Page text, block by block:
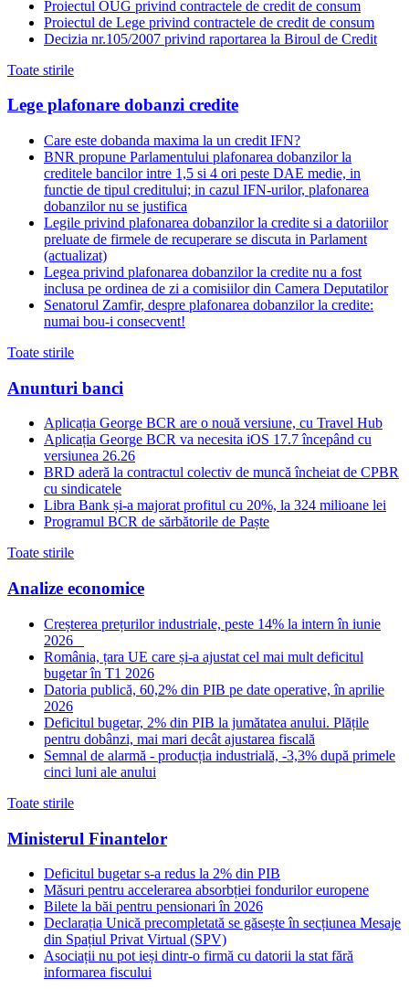
Proiectul OUG privind contractele de credit de consum
Proiectul de Lege privind contractele de credit de consum
Decizia nr.105/2007 privind raportarea la Biroul de Credit
Toate stirile
Lege plafonare dobanzi credite
Care este dobanda maxima la un credit IFN?
BNR propune Parlamentului plafonarea dobanzilor la
creditele bancilor intre 1,5 si 4 ori peste DAE medie, in
functie de tipul creditului; in cazul IFN-urilor, plafonarea
dobanzilor nu se justifica
Legile privind plafonarea dobanzilor la credite si a datoriilor
preluate de firmele de recuperare se discuta in Parlament
(actualizat)
Legea privind plafonarea dobanzilor la credite nu a fost
inclusa pe ordinea de zi a comisiilor din Camera Deputatilor
Senatorul Zamfir, despre plafonarea dobanzilor la credite:
numai bou-i consecvent!
Toate stirile
Anunturi banci
Aplicația George BCR are o nouă versiune, cu Travel Hub
Aplicația George BCR va necesita iOS 17.7 începând cu
versiunea 26.26
BRD aderă la contractul colectiv de muncă încheiat de CPBR
cu sindicatele
Libra Bank și-a majorat profitul cu 20%, la 324 milioane lei
Programul BCR de sărbătorile de Paște
Toate stirile
Analize economice
Creșterea prețurilor industriale, peste 14% la intern în iunie
2026
România, țara UE care și-a ajustat cel mai mult deficitul
bugetar în T1 2026
Datoria publică, 60,2% din PIB pe date operative, în aprilie
2026
Deficitul bugetar, 2% din PIB la jumătatea anului. Plățile
pentru dobânzi, mai mari decât ajustarea fiscală
Semnal de alarmă - producția industrială, -3,3% după primele
cinci luni ale anului
Toate stirile
Ministerul Finantelor
Deficitul bugetar s-a redus la 2% din PIB
Măsuri pentru accelerarea absorbției fondurilor europene
Bilete la băi pentru pensionari în 2026
Declarația Unică precompletată se găsește în secțiunea Mesaje
din Spațiul Privat Virtual (SPV)
Asociații nu pot ieși dintr-o firmă cu datorii la stat fără
informarea fiscului